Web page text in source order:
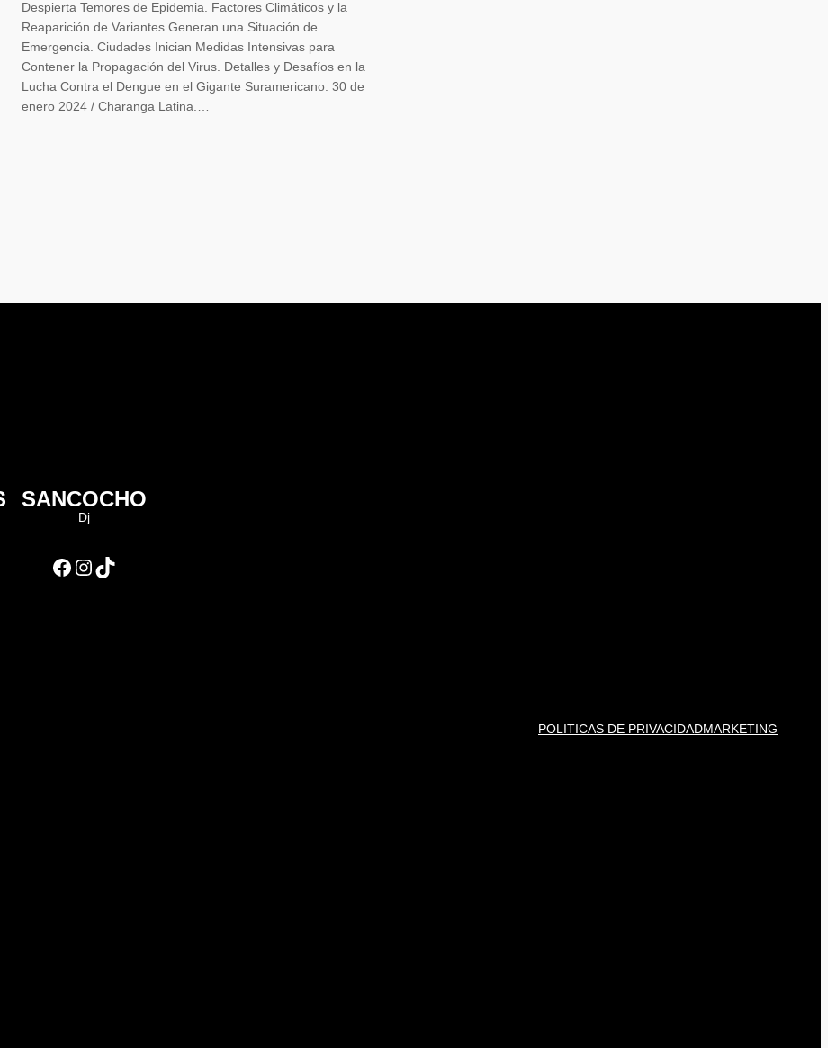
Despierta Temores de Epidemia. Factores Climáticos y la
Reaparición de Variantes Generan una Situación de
Emergencia. Ciudades Inician Medidas Intensivas para
Contener la Propagación del Virus. Detalles y Desafíos en la
Lucha Contra el Dengue en el Gigante Suramericano. 30 de
enero 2024 / Charanga Latina.…
SANCOCHO
Dj
Facebook Instagram TikTok
POLITICAS DE PRIVACIDADMARKETING